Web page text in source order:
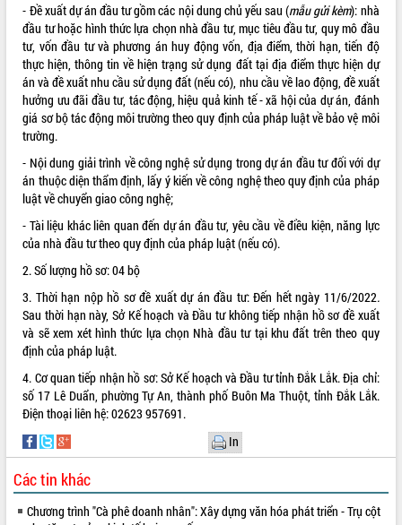
Minh
Lễ truy điệu và an táng hài cốt liệt sĩ
tại Nghĩa trang Liệt sĩ xã Sơn Hòa
Bàn giải pháp tháo gỡ khó khăn trong
xuất khẩu sầu riêng và triển khai quy
định EUDR
Thứ trưởng Bộ Nông nghiệp và Môi
trường Nguyễn Hoàng Hiệp khảo sát
vùng trồng và doanh nghiệp đóng gói
sầu riêng tại Đắk Lắk
món ăn từ sầu riêng
Đắk Lắk công bố Quy hoạch và xúc
tiến đầu tư tỉnh
Ngành cá ngừ Đắk Lắk chủ động thích
ứng để giữ vững thị trường xuất khẩu
Diễn đàn Kinh tế tư nhân Việt Nam đột
phá cơ chế - Hợp tác công tư
Đề án 06 tạo bước ngoặt đột phá trong
cải cách hành chính tỉnh Đắk Lắk
Kết nối tour, đẩy mạnh chuyển đổi số
để phát triển du lịch Đắk Lắk
Khởi động Dự án Đầu tư xây dựng hạ
tầng kỹ thuật Cụm công nghiệp Tân
Tiến
Gặp mặt các cơ quan báo chí nhân Kỷ
THỐNG KÊ TRUY CẬP
Hôm nay: 24078
Tất cả: 66036818
- Đề xuất dự án đầu tư gồm các nội dung chủ yếu sau (mẫu gửi kèm): nhà
đầu tư hoặc hình thức lựa chọn nhà đầu tư, mục tiêu đầu tư, quy mô đầu
tư, vốn đầu tư và phương án huy động vốn, địa điểm, thời hạn, tiến độ
thực hiện, thông tin về hiện trạng sử dụng đất tại địa điểm thực hiện dự
án và đề xuất nhu cầu sử dụng đất (nếu có), nhu cầu về lao động, đề xuất
hưởng ưu đãi đầu tư, tác động, hiệu quả kinh tế - xã hội của dự án, đánh
giá sơ bộ tác động môi trường theo quy định của pháp luật về bảo vệ môi
trường.
- Nội dung giải trình về công nghệ sử dụng trong dự án đầu tư đối với dự
án thuộc diện thẩm định, lấy ý kiến về công nghệ theo quy định của pháp
luật về chuyển giao công nghệ;
- Tài liệu khác liên quan đến dự án đầu tư, yêu cầu về điều kiện, năng lực
của nhà đầu tư theo quy định của pháp luật (nếu có).
2. Số lượng hồ sơ: 04 bộ
3. Thời hạn nộp hồ sơ đề xuất dự án đầu tư: Đến hết ngày 11/6/2022.
Sau thời hạn này, Sở Kế hoạch và Đầu tư không tiếp nhận hồ sơ đề xuất
và sẽ xem xét hình thức lựa chọn Nhà đầu tư tại khu đất trên theo quy
định của pháp luật.
4. Cơ quan tiếp nhận hồ sơ: Sở Kế hoạch và Đầu tư tỉnh Đắk Lắk. Địa chỉ:
số 17 Lê Duẩn, phường Tự An, thành phố Buôn Ma Thuột, tỉnh Đắk Lắk.
Điện thoại liên hệ: 02623 957691.
In
Các tin khác
Chương trình "Cà phê doanh nhân": Xây dựng văn hóa phát triển - Trụ cột